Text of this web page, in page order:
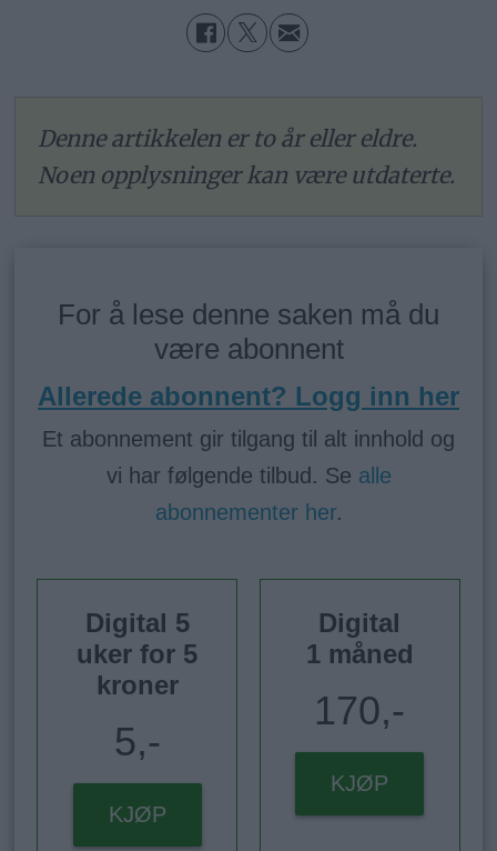
Denne artikkelen er to år eller eldre.
Noen opplysninger kan være utdaterte.
For å lese denne saken må du
være abonnent
Allerede abonnent? Logg inn her
Et abonnement gir tilgang til alt innhold og
vi har følgende tilbud. Se alle
abonnementer her.
Digital 5
uker for 5
kroner
5,-
KJØP
Digital
1 måned
170,-
KJØP